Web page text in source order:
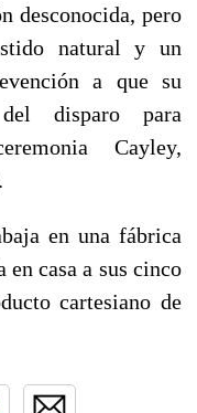
desconocida, pero
natural y un
a que su
disparo para
Cayley,
en una fábrica
casa a sus cinco
cartesiano de